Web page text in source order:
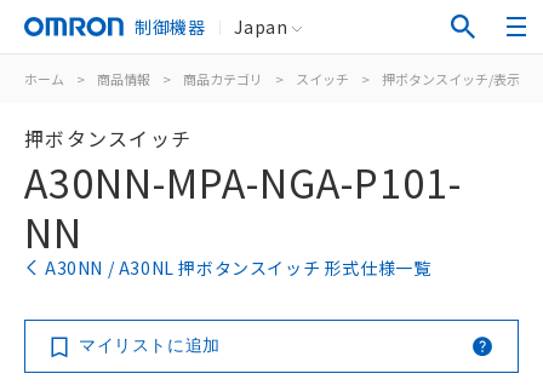
制御機器 Japan
ホーム > 商品情報 > 商品カテゴリ > スイッチ > 押ボタンスイッチ/表示灯
押ボタンスイッチ
A30NN-MPA-NGA-P101-
NN
A30NN / A30NL 押ボタンスイッチ 形式仕様一覧
マイリストに追加